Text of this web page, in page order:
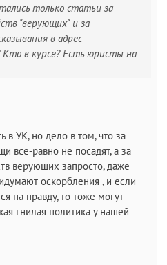
только статьи за
"верующих" и за
в адрес
Кто в курсе? Есть юристы на
в УК, но дело в том, что за
всё-равно не посадят, а за
верующих запросто, даже
оскорбления , и если
на правду, то тоже могут
гнилая политика у нашей